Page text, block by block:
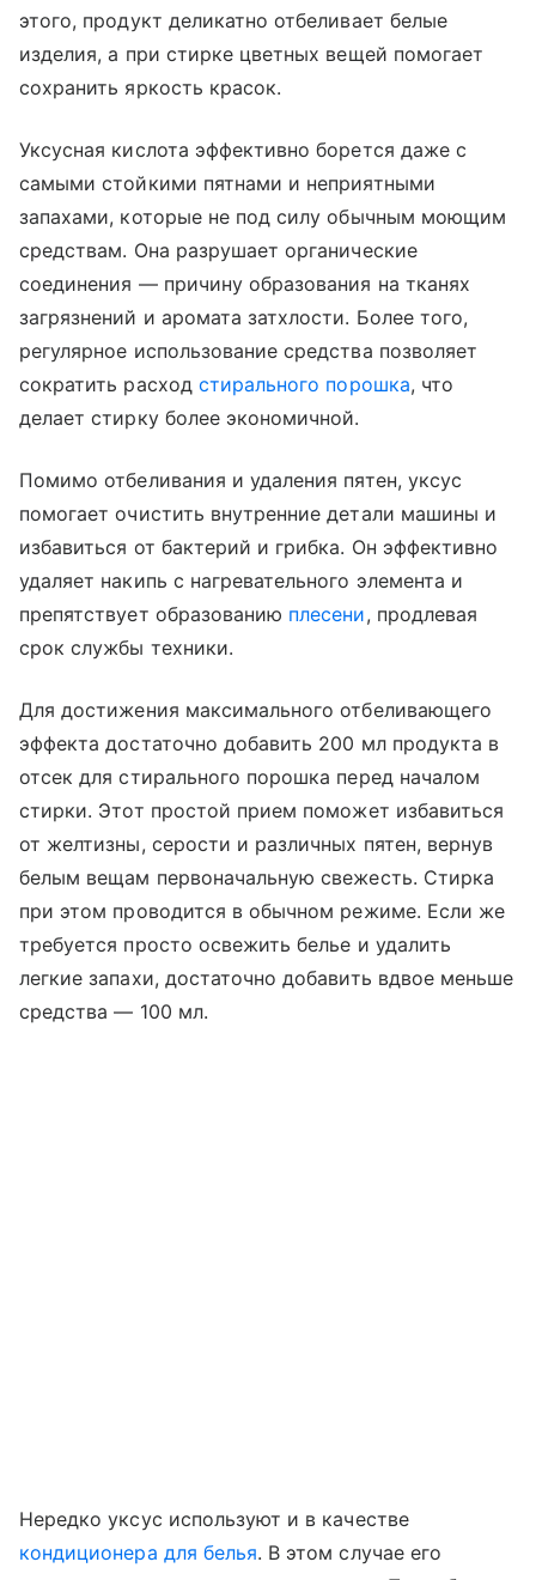
этого, продукт деликатно отбеливает белые
изделия, а при стирке цветных вещей помогает
сохранить яркость красок.
Уксусная кислота эффективно борется даже с
самыми стойкими пятнами и неприятными
запахами, которые не под силу обычным моющим
средствам. Она разрушает органические
соединения — причину образования на тканях
загрязнений и аромата затхлости. Более того,
регулярное использование средства позволяет
сократить расход стирального порошка, что
делает стирку более экономичной.
Помимо отбеливания и удаления пятен, уксус
помогает очистить внутренние детали машины и
избавиться от бактерий и грибка. Он эффективно
удаляет накипь с нагревательного элемента и
препятствует образованию плесени, продлевая
срок службы техники.
Для достижения максимального отбеливающего
эффекта достаточно добавить 200 мл продукта в
отсек для стирального порошка перед началом
стирки. Этот простой прием поможет избавиться
от желтизны, серости и различных пятен, вернув
белым вещам первоначальную свежесть. Стирка
при этом проводится в обычном режиме. Если же
требуется просто освежить белье и удалить
легкие запахи, достаточно добавить вдвое меньше
средства — 100 мл.
Нередко уксус используют и в качестве
кондиционера для белья. В этом случае его